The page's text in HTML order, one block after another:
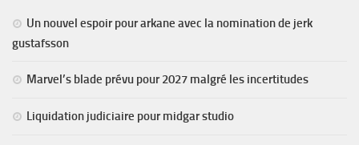
Un nouvel espoir pour arkane avec la nomination de jerk
gustafsson
Marvel’s blade prévu pour 2027 malgré les incertitudes
Liquidation judiciaire pour midgar studio